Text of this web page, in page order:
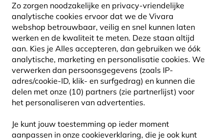
Zo zorgen noodzakelijke en privacy-vriendelijke
analytische cookies ervoor dat we de Vivara
webshop betrouwbaar, veilig en snel kunnen laten
werken en de kwaliteit te meten. Deze staan altijd
aan. Kies je Alles accepteren, dan gebruiken we óók
analytische, marketing en personalisatie cookies. We
verwerken dan persoonsgegevens (zoals IP-
adres/cookie-ID, klik- en surfgedrag) en kunnen die
delen met onze (10) partners (zie partnerlijst) voor
het personaliseren van advertenties.
Je kunt jouw toestemming op ieder moment
aanpassen in onze cookieverklaring, die je ook kunt
WINTERVOGELS:
SPREEUWEN, KAUWTJES EN
EEN ZINGENDE ROODBORST
Nico de
Haan
28 Januari
2020
INFORMATIE
VOGELS